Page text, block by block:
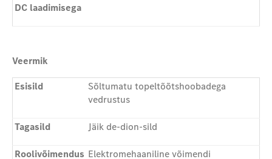
DC laadimisega
Veermik
Esisild
Sõltumatu topeltõõtshoobadega
vedrustus
Tagasild Jäik de-dion-sild
Roolivõimendus Elektromehaaniline võimendi